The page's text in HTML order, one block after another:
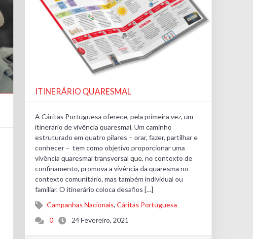
ITINERÁRIO QUARESMAL
A Cáritas Portuguesa oferece, pela primeira vez, um
itinerário de vivência quaresmal. Um caminho
estruturado em quatro pilares – orar, fazer, partilhar e
conhecer – tem como objetivo proporcionar uma
vivência quaresmal transversal que, no contexto de
confinamento, promova a vivência da quaresma no
contexto comunitário, mas também individual ou
familiar. O itinerário coloca desafios […]
Campanhas Nacionais,Cáritas Portuguesa
0
24 Fevereiro, 2021